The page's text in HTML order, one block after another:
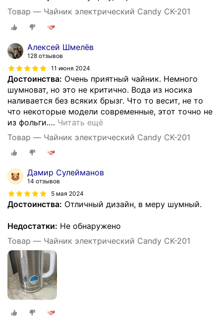
Товар — Чайник электрический Candy CK-201
Алексей Шмелёв
128 отзывов
11 июня 2024
Достоинства: Очень приятный чайник. Немного
шумноват, но это не критично. Вода из носика
наливается без всяких брызг. Что то весит, не то
что некоторые модели современные, этот точно не
из фольги.… Читать ещё
Товар — Чайник электрический Candy CK-201
Дамир Сулейманов
14 отзывов
5 мая 2024
Достоинства: Отличный дизайн, в меру шумный.
Недостатки: Не обнаружено
Товар — Чайник электрический Candy CK-201